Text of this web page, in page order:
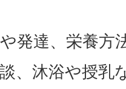
発達、栄養方
、沐浴や授乳